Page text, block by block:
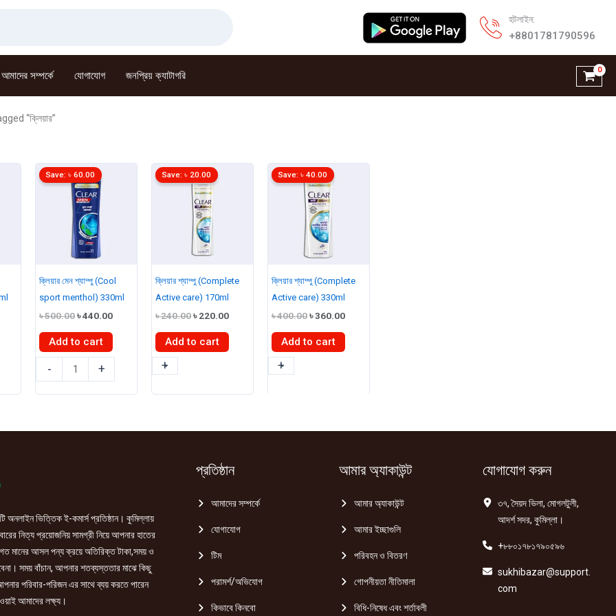
হটলাইন:
+8801781790596
আমাদের সম্পর্কে যোগাযোগ জনপ্রিয় ক্যাটাগরি
“ক্লিয়ার”
245.00.
ক্লিয়ার মেন শ্যাম্পু (Cool
sport menthol) 330ml
৳500.00Original
was:
৳ 500.00.
৳440.00Current
is:
৳ 440.00.
Save:৳60.00
Add to cart
-
মেন
শ্যাম্পু
sport
+
ক্লিয়ার শ্যাম্পু (Complete
Active care) 170ml
৳240.00Original
was:
৳ 240.00.
৳220.00Current
is:
৳ 220.00.
Save:৳ 20.00
Add to cart
-
ক্লিয়ার
(Complete
care)
+
ক্লিয়ার শ্যাম্পু (Complete
Active care) 330ml
৳400.00Original
was:
৳ 400.00.
৳360.00Current
is:
৳ 360.00.
Save:৳40.00
Add to cart
-
ক্লিয়ার
care)
+
অনলাইন ভিত্তিক ই-কমার্স প্রতিষ্ঠান। কুমিল্লায়
নিত্য প্রয়োজনিয় সামগ্রী নিয়ে আপনার হাতের
মানের আসল পন্য ক্রয়ে অতিরিক্ত টাকা,সময় ও
সময় বাঁচান, আপনার শতব্যস্ততার মাঝে কিছু
পরিবার-পরিজন এর সাথে ব্যয় করতে পারেন
আমাদের লক্ষ্য।
প্রতিষ্ঠান
আমাদের সম্পর্কে
যোগাযোগ
টিম
পরামর্শ/অভিযোগ
কিভাবে কিনবো
আমার অ্যাকাউন্ট
আমার অ্যাকাউন্ট
আমার ইচ্ছাগুলি
পরিবহন ও বিতরণ
গোপনীয়তা নীতিমালা
বিধি-নিষেধ এবং শর্তাবলী
যোগাযোগ করুন
৩৭, সৈয়দ ভিলা, মোগলটুলী,
আদর্শ সদর, কুমিল্লা।
+৮৮০১৭৮১৭৯০৫৯৬
sukhibazar@support.
com